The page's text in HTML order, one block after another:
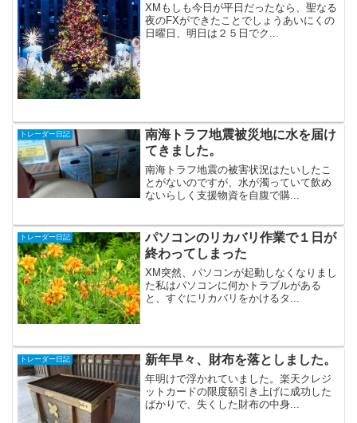
XMもしも今日が平日だったなら、聖なる
夜のFXができたことでしょうあいにくの
日曜日、明日は２５日でク...
トレーダー日記
南海トラフ地震被災地に水を届け
てきました。
南海トラフ地震の被害状況はたいしたこ
とがないのですが、水が濁っていて飲め
ないらしく支援物資を自腹で購...
トレーダー日記
パソコンのリカバリ作業で１日が
終わってしまった
XM突然、パソコンが起動しなくなりまし
た私はパソコンに何かトラブルがある
と、すぐにリカバリをかけるタ...
トレーダー日記 新年早々、財布を落としました。
年明けで浮かれていました。楽天クレジ
ットカードの限度額引き上げに成功した
ばかりで、失くした財布の中身...